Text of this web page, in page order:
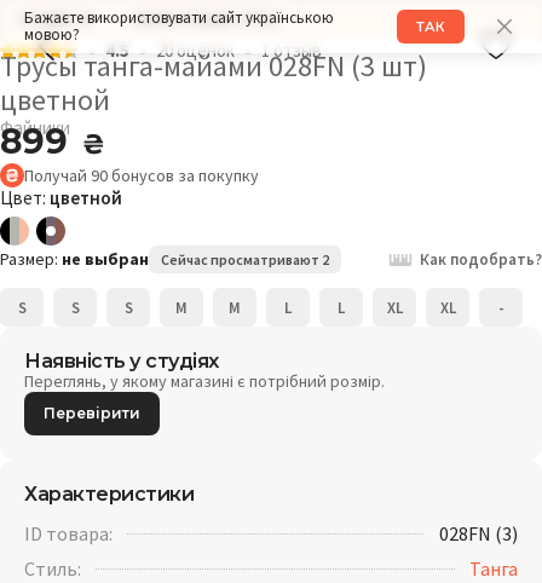
Бажаєте використовувати сайт українською
мовою?
ТАК
РАЗМЕР: M ОБХВАТ БЕДЕР: 97СМ
4.5 20 оценок 1 отзыв
Трусы танга-майами 028FN (3 шт)
цветной
Файники
899 ₴
Получай 90бонусов за покупку
Цвет: цветной
Размер: не выбран Сейчас просматривают 2 Как подобрать?
S S S M M L L XL XL -
Наявність у студіях
Переглянь, у якому магазині є потрібний розмір.
Перевірити
Характеристики
ID товара:
028FN (3)
Стиль:
Танга